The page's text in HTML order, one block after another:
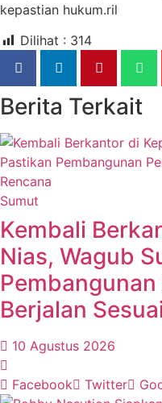
kepastian hukum.ril
Dilihat : 314
Berita Terkait
Sumut
Kembali
Nias, Wagub
Berjalan
10 Agustus 2026
Facebook Twitter